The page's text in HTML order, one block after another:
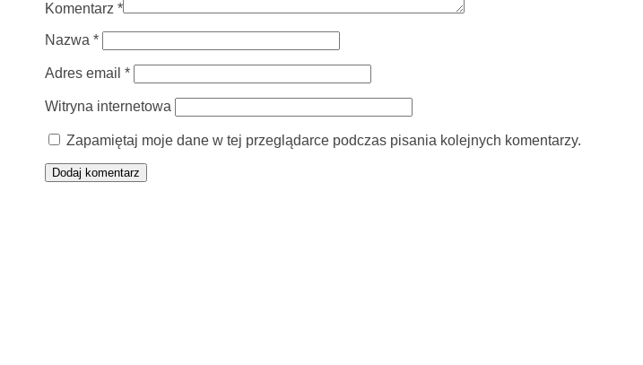
Komentarz *
Nazwa *
Adres email *
Witryna internetowa
Zapamiętaj moje dane w tej przeglądarce podczas pisania kolejnych komentarzy.